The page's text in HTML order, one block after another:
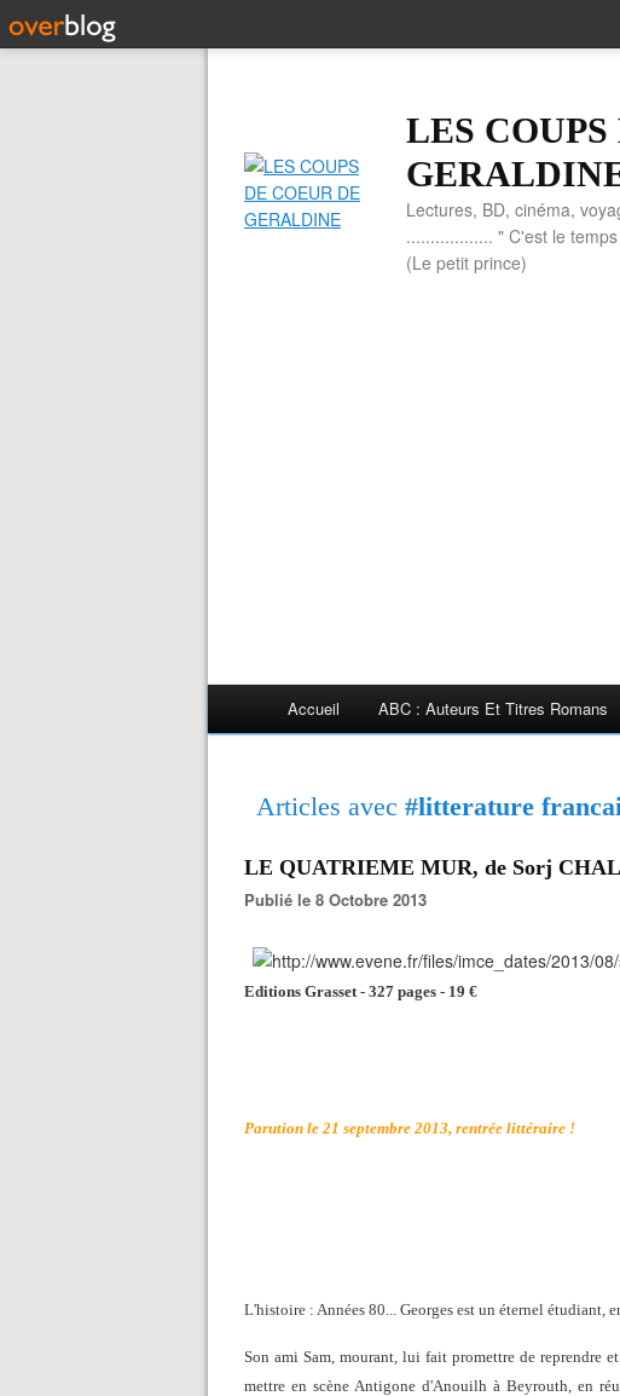
LES
Lectures, BD, cinéma,
.................. " C'est le
(Le petit prince)
Accueil ABC : Auteurs Et Titres Romans
Articles avec #litterature
LE QUATRIEME MUR, de Sorj
Publié le 8 Octobre 2013
Editions Grasset - 327 pages - 19 €
Parution le 21 septembre 2013, rentrée littéraire !
L'histoire : Années 80... Georges est un éternel étudiant,
Son ami Sam, mourant, lui fait promettre de reprendre
mettre en scène Antigone d'Anouilh à Beyrouth, en